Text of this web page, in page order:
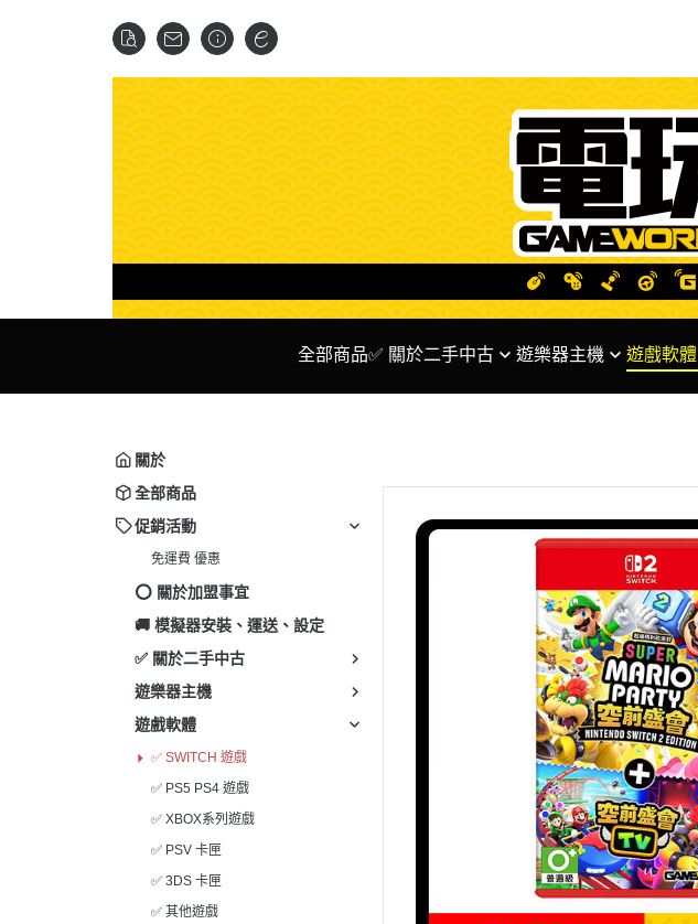
全部商品✅ 關於二手中古 遊樂器主機
✅ 3DS系列 掌機
✅ PSV系列 掌機
✅ 其他 掌機
遊戲軟體
✅ 3DS 卡匣
✅ 其他遊戲
✅ PS3 遊戲
關於
全部商品
促銷活動
免運費 優惠
⭕️ 關於加盟事宜
🚚 模擬器安裝、運送、設定
✅ 關於二手中古
遊樂器主機
遊戲軟體
✅ SWITCH 遊戲
✅ PS5 PS4 遊戲
✅ XBOX系列遊戲
✅ PSV 卡匣
✅ 3DS 卡匣
✅ 其他遊戲